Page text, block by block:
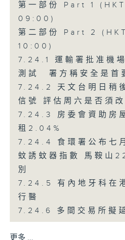
第一部份 Part 1
09:00)
第二部份 Part 2
10:00)
7.24.1 運輸署批准機
測試 署方稱安全是首
7.24.2 天文台明日稍
信號 評估周六是否須
7.24.3 房委會資助房
租2.04%
7.24.4 食環署公布七
蚊誘蚊器指數 馬鞍山
別
7.24.5 有內地牙科在
行醫
7.24.6 多間交易所擬
更多 ...